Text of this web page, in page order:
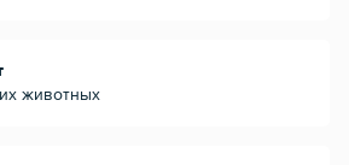
животных